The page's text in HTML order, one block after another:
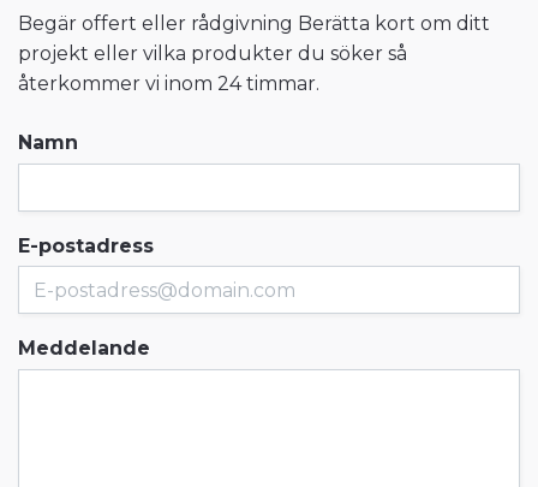
Begär offert eller rådgivning Berätta kort om ditt
projekt eller vilka produkter du söker så
återkommer vi inom 24 timmar.
Namn
E-postadress
Meddelande